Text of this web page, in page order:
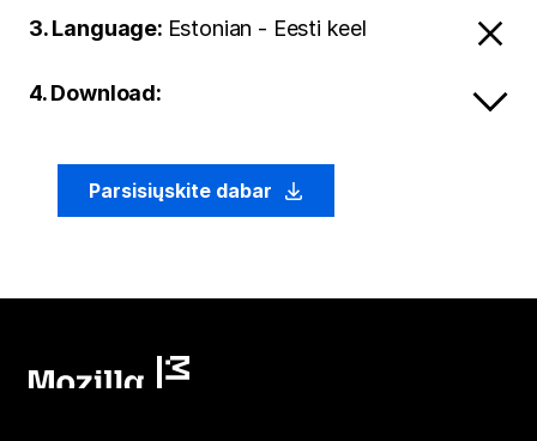
3. Language: Estonian - Eesti keel
4. Download:
Parsisiųskite dabar